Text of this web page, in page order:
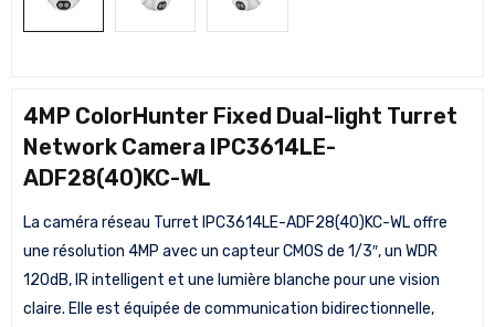
4MP ColorHunter Fixed Dual-light Turret
Network Camera IPC3614LE-
ADF28(40)KC-WL
La caméra réseau Turret IPC3614LE-ADF28(40)KC-WL offre
une résolution 4MP avec un capteur CMOS de 1/3″, un WDR
120dB, IR intelligent et une lumière blanche pour une vision
claire. Elle est équipée de communication bidirectionnelle,